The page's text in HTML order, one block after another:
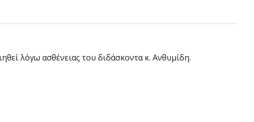
λόγω ασθένειας του διδάσκοντα κ. Ανθυμίδη.